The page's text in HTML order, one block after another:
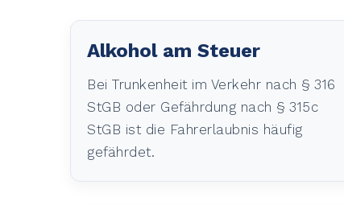
Alkohol am Steuer
Bei Trunkenheit im Verkehr nach § 316
StGB oder Gefährdung nach § 315c
StGB ist die Fahrerlaubnis häufig
gefährdet.